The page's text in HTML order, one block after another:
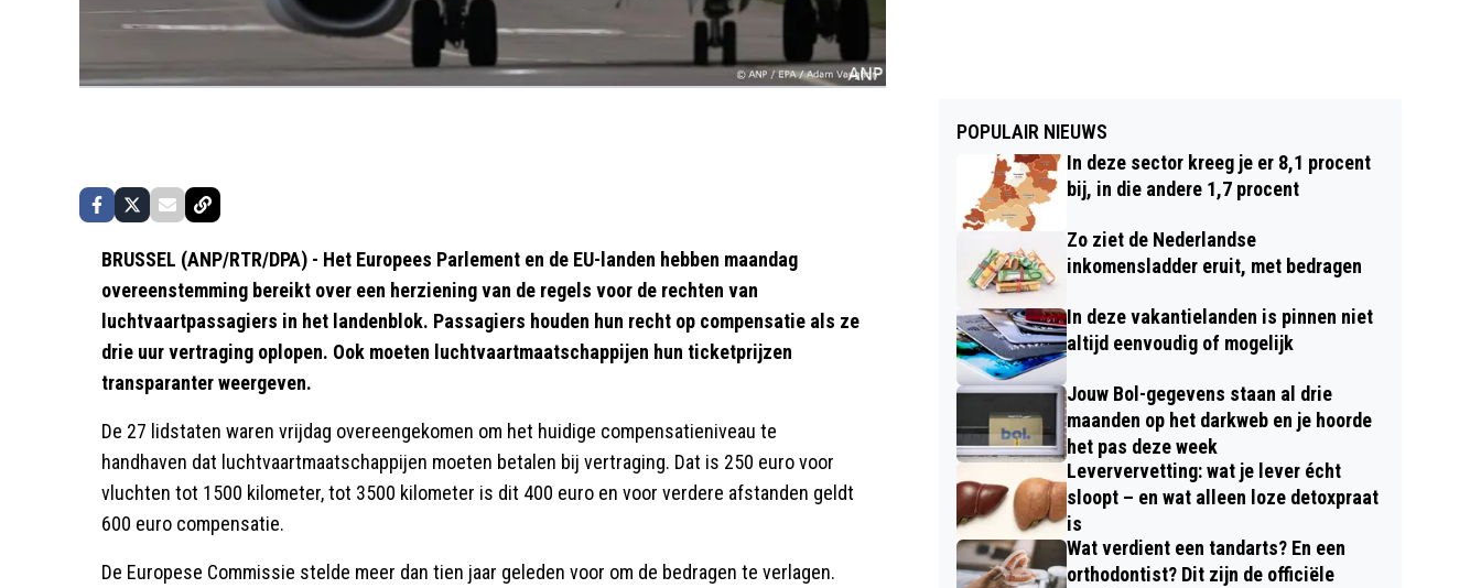
BRUSSEL (ANP/RTR/DPA) - Het Europees Parlement en de EU-landen hebben maandag
overeenstemming bereikt over een herziening van de regels voor de rechten van
luchtvaartpassagiers in het landenblok. Passagiers houden hun recht op compensatie als ze
drie uur vertraging oplopen. Ook moeten luchtvaartmaatschappijen hun ticketprijzen
transparanter weergeven.
De 27 lidstaten waren vrijdag overeengekomen om het huidige compensatieniveau te
handhaven dat luchtvaartmaatschappijen moeten betalen bij vertraging. Dat is 250 euro voor
vluchten tot 1500 kilometer, tot 3500 kilometer is dit 400 euro en voor verdere afstanden geldt
600 euro compensatie.
De Europese Commissie stelde meer dan tien jaar geleden voor om de bedragen te verlagen.
POPULAIR NIEUWS
In deze sector kreeg je er 8,1 procent
bij, in die andere 1,7 procent
Zo ziet de Nederlandse
inkomensladder eruit, met bedragen
In deze vakantielanden is pinnen niet
altijd eenvoudig of mogelijk
Jouw Bol-gegevens staan al drie
maanden op het darkweb en je hoorde
het pas deze week
Leververvetting: wat je lever écht
sloopt – en wat alleen loze detoxpraat
is
Wat verdient een tandarts? En een
orthodontist? Dit zijn de officiële